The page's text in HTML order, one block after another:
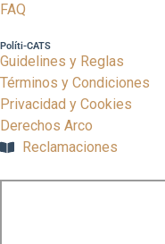
FAQ
Políti-CATS
Guidelines y Reglas
Términos y Condiciones
Privacidad y Cookies
Derechos Arco
Reclamaciones